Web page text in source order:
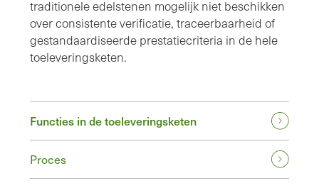
traditionele edelstenen mogelijk niet beschikken
over consistente verificatie, traceerbaarheid of
gestandaardiseerde prestatiecriteria in de hele
toeleveringsketen.
Functies in de toeleveringsketen
Proces